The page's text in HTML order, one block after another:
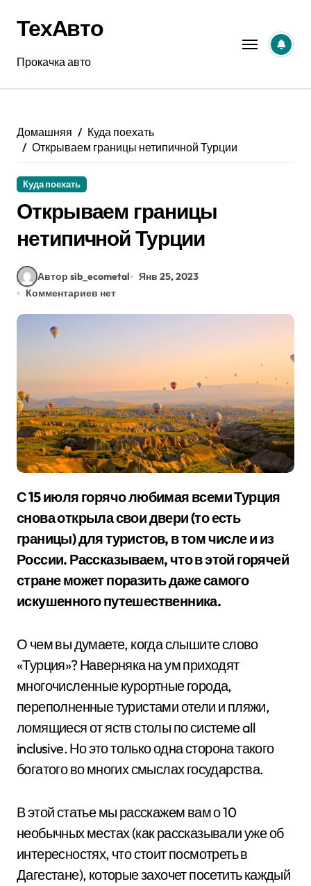
содержанию
ТехАвто
Прокачка авто
Домашняя
Куда поехать
Открываем границы нетипичной Турции
Куда поехать
Открываем границы
нетипичной Турции
Автор sib_ecometal
Янв 25, 2023
Комментариев нет
С 15 июля горячо любимая всеми Турция
снова открыла свои двери (то есть
границы) для туристов, в том числе и из
России. Рассказываем, что в этой горячей
стране может поразить даже самого
искушенного путешественника.
О чем вы думаете, когда слышите слово
«Турция»? Наверняка на ум приходят
многочисленные курортные города,
переполненные туристами отели и пляжи,
ломящиеся от яств столы по системе all
inclusive. Но это только одна сторона такого
богатого во многих смыслах государства.
В этой статье мы расскажем вам о 10
необычных местах (как рассказывали уже об
интересностях, что стоит посмотреть в
Дагестане), которые захочет посетить каждый